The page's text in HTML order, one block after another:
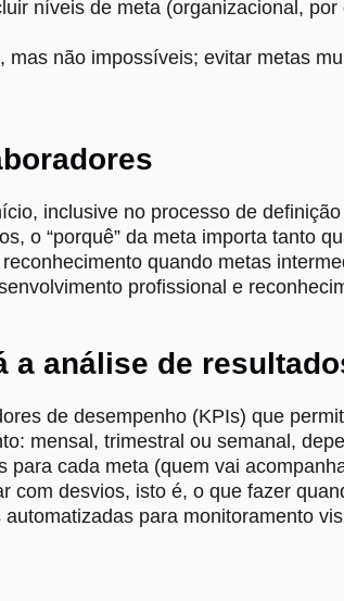
níveis de meta (organizacional,
mas não impossíveis; evitar metas
inclusive no processo de
o “porquê” da meta importa tanto
quando metas
profissional e
análise de
de desempenho (KPIs) que
mensal, trimestral ou semanal,
para cada meta (quem vai
com desvios, isto é, o que fazer
para monitoramento